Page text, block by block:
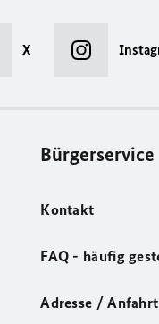
X
Bürgerservice
Kontakt
FAQ - häufig
Adresse / Anfahrt